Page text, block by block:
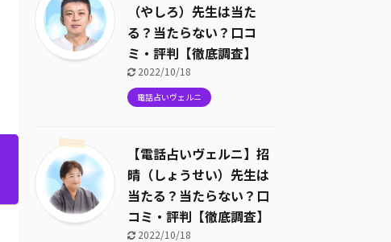
（やしろ）先生は当た
る？当たらない？口コ
ミ・評判【徹底調査】
2022/10/18
電話占いヴェルニ
【電話占いヴェルニ】招
晴（しょうせい）先生は
当たる？当たらない？口
コミ・評判【徹底調査】
2022/10/18